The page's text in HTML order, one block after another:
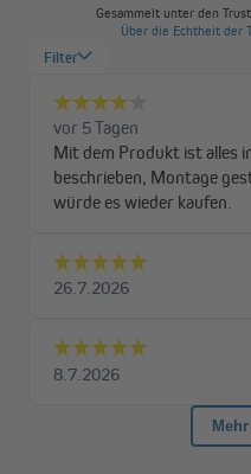
Der richtige Stoff für
Mit unserem Doppelrollo
im Schlafzimmer. Alle Stoffe
sodass die Kanten sauber
hohen UV-Beständigkeit
Sonneneinstrahlung nicht.